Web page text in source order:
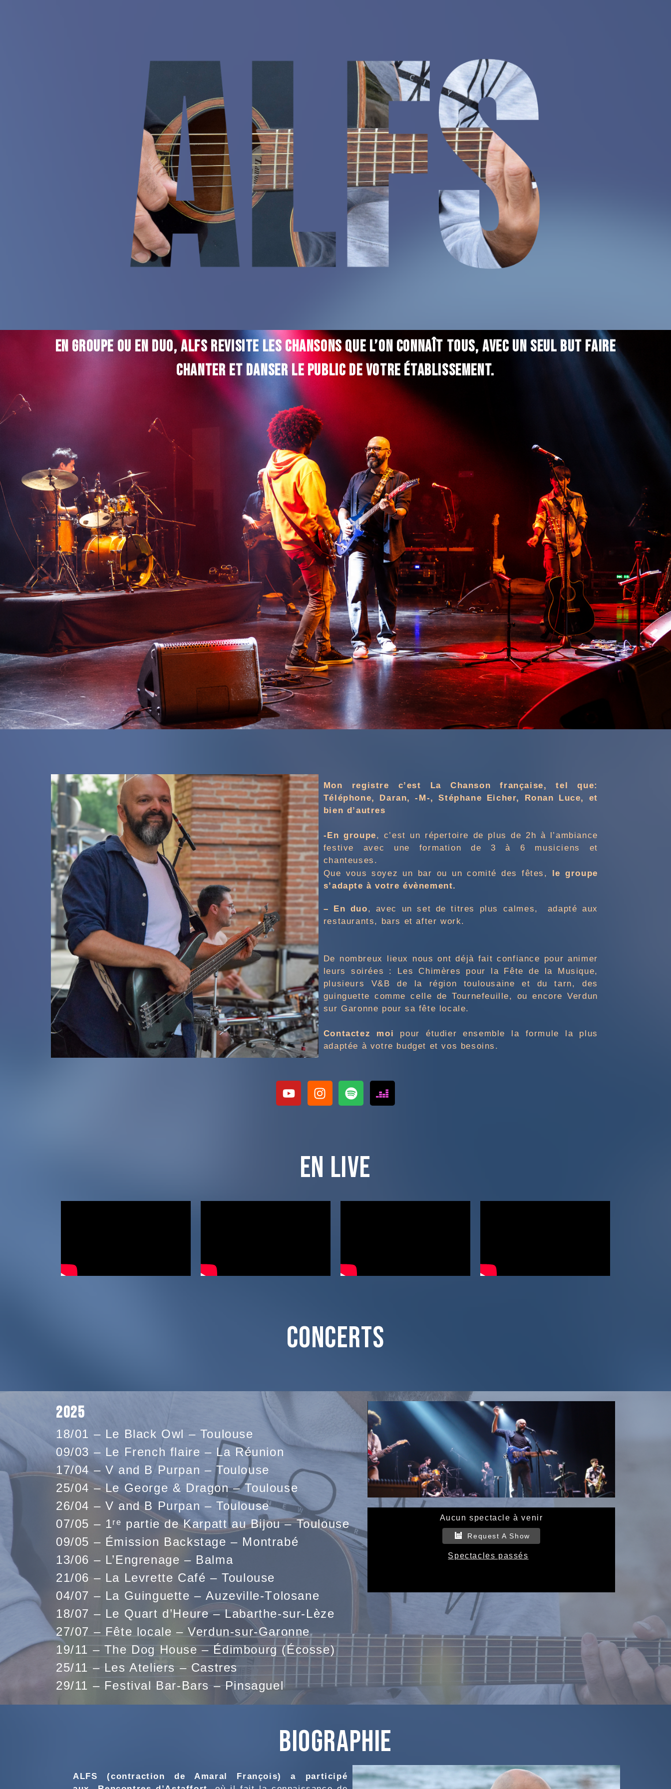
en groupe ou en duo,alfs revisite les chansons que l’on connaît tous, avec un seul but faire
chanter et danser le public de votre établissement.
Mon registre c’est La Chanson française, tel que:
Téléphone, Daran, -M-, Stéphane Eicher, Ronan Luce, et
bien d’autres
-En groupe, c’est un répertoire de plus de 2h à l’ambiance
festive avec une formation de 3 à 6 musiciens et
chanteuses.
Que vous soyez un bar ou un comité des fêtes,
le groupe
s’adapte à votre évènement.
– En duo, avec un set de titres plus calmes, adapté aux
restaurants, bars et after work.
De nombreux lieux nous ont déjà fait confiance pour animer
leurs soirées : Les Chimères pour la Fête de la Musique,
plusieurs V&B de la région toulousaine et du tarn, des
guinguette comme celle de Tournefeuille, ou encore Verdun
sur Garonne pour sa fête locale.
Contactez moi pour étudier ensemble
la formule la plus
adaptée à votre budget et vos besoins.
EN LIVE
CONCERTS
2025
18/01 – Le Black Owl – Toulouse
09/03 – Le French flaire – La Réunion
17/04 – V and B Purpan – Toulouse
25/04 – Le George & Dragon – Toulouse
26/04 – V and B Purpan – Toulouse
07/05 – 1ʳᵉ partie de Karpatt au Bijou – Toulouse
09/05 – Émission Backstage – Montrabé
13/06 – L’Engrenage – Balma
21/06 – La Levrette Café – Toulouse
04/07 – La Guinguette – Auzeville-Tolosane
18/07 – Le Quart d’Heure – Labarthe-sur-Lèze
27/07 – Fête locale – Verdun-sur-Garonne
19/11 – The Dog House – Édimbourg (Écosse)
25/11 – Les Ateliers – Castres
29/11 – Festival Bar-Bars – Pinsaguel
Aucun spectacle à venir
Request A Show
Spectacles passés
BIOGRAPHIE
ALFS (contraction de Amaral François) a participé